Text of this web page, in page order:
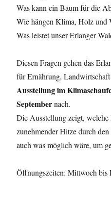
Was kann ein Baum für die
Wie hängen Klima, Holz und
Was leistet unser Erlanger
Diesen Fragen gehen das
für Ernährung,
Ausstellung im
Septembernach.
Die Ausstellung zeigt,
zunehmender Hitze durch
auch was möglich wäre, um
Öffnungszeiten: Mittwoch bis